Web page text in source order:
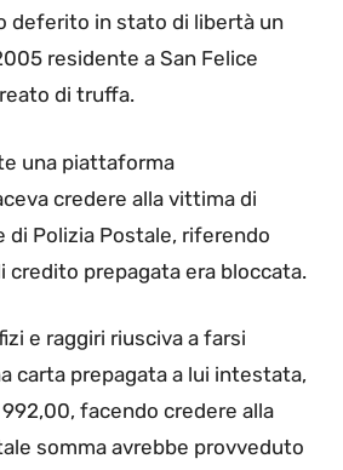
deferito in stato di libertà un
residente a San Felice
di truffa.
una piattaforma
credere alla vittima di
di Polizia Postale, riferendo
credito prepagata era bloccata.
e raggiri riusciva a farsi
carta prepagata a lui intestata,
facendo credere alla
somma avrebbe provveduto